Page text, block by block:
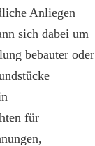
Anliegen
sich dabei um
bebauter oder
für